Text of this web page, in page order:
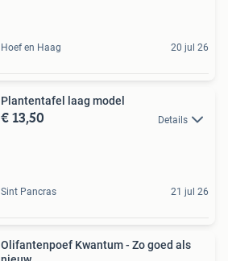
Hoef en Haag 20 jul 26
Plantentafel laag model
€ 13,50 Details
Sint Pancras 21 jul 26
Olifantenpoef Kwantum - Zo goed als